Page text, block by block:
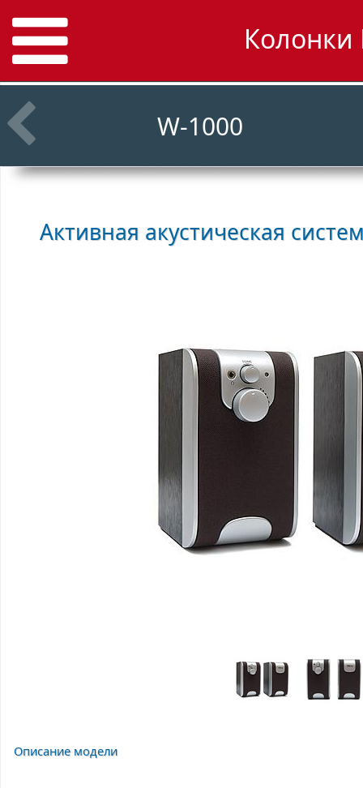
Колонки
W-1000
Активная акустическая
Описание модели